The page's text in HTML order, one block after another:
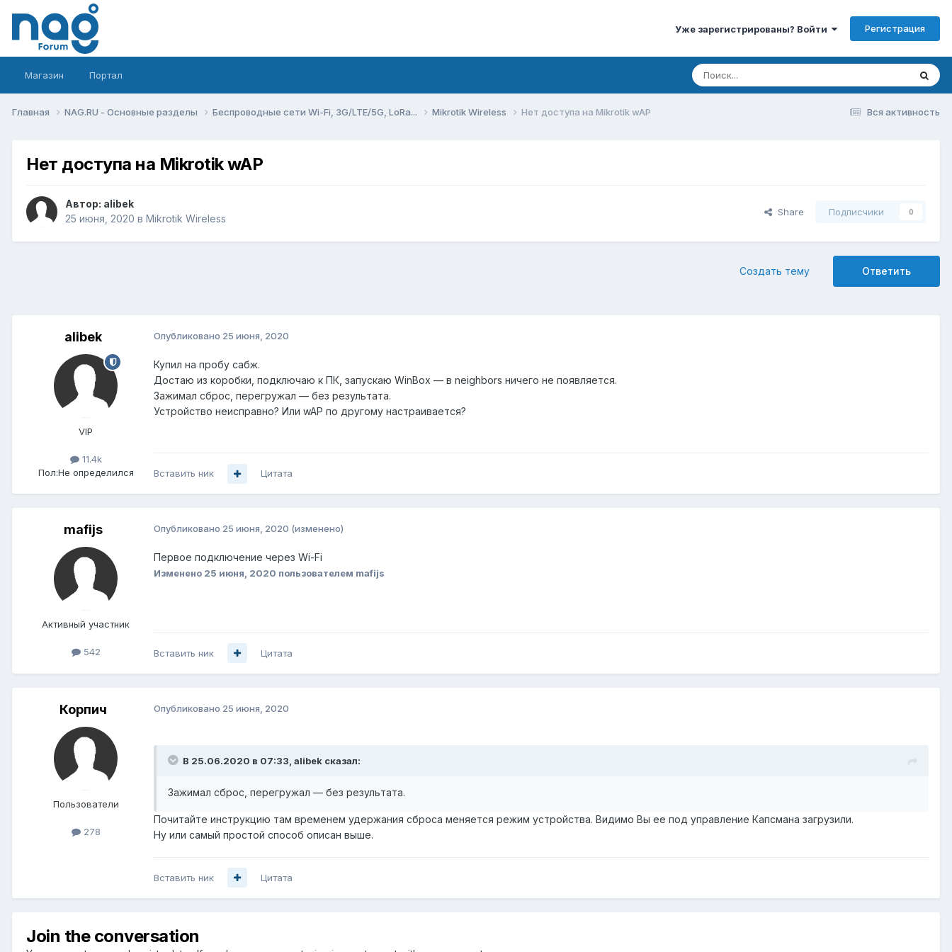
Уже зарегистрированы? Войти Регистрация
Магазин Портал
Вся активность
Главная NAG.RU - Основные разделы Беспроводные сети Wi-Fi, 3G/LTE/5G, LoRa... Mikrotik Wireless Нет доступа на Mikrotik wAP
Нет доступа на Mikrotik wAP
Автор: alibek
25 июня, 2020 в Mikrotik Wireless
Share Подписчики 0
Ответить
Создать тему
alibek
VIP
11.4k
Пол:Не определился
Опубликовано 25 июня, 2020
Купил на пробу сабж.
Достаю из коробки, подключаю к ПК, запускаю WinBox — в neighbors ничего не появляется.
Зажимал сброс, перегружал — без результата.
Устройство неисправно? Или wAP по другому настраивается?
Вставить ник Цитата
mafijs
Активный участник
542
Опубликовано 25 июня, 2020 (изменено)
Первое подключениe через Wi-Fi
Изменено 25 июня, 2020 пользователем mafijs
Вставить ник Цитата
Корпич
Пользователи
278
Опубликовано 25 июня, 2020
В 25.06.2020 в 07:33, alibek сказал:
Зажимал сброс, перегружал — без результата.
Почитайте инструкцию там временем удержания сброса меняется режим устройства. Видимо Вы ее под управление Капсмана загрузили.
Ну или самый простой способ описан выше.
Вставить ник Цитата
Join the conversation